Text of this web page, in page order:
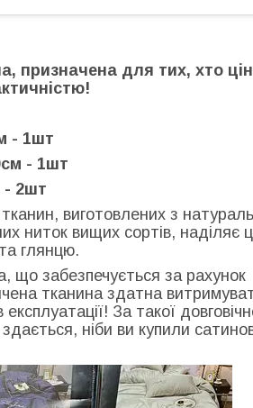
призначена для тих, хто
- 1шт
- 1шт
- 2шт
виготовлених з
ниток вищих сортів, наділяє
глянцю.
що забезпечується за рахунок
тканина здатна
За такої
ніби ви купили